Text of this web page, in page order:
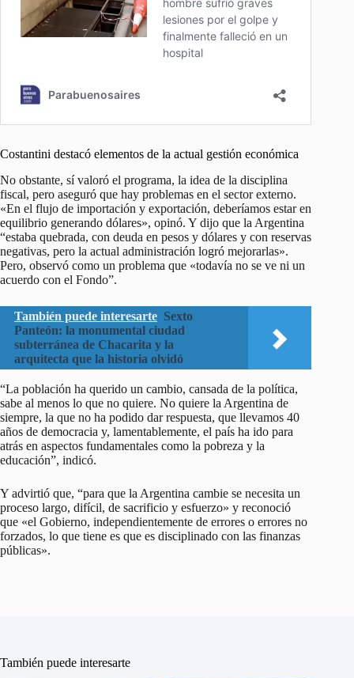
Costantini destacó elementos de la actual gestión económica
No obstante, sí valoró el programa, la idea de la disciplina
fiscal, pero aseguró que hay problemas en el sector externo.
«En el flujo de importación y exportación, deberíamos estar en
equilibrio generando dólares», opinó. Y dijo que la Argentina
“estaba quebrada, con deuda en pesos y dólares y con reservas
negativas, pero la actual administración logró mejorarlas».
Pero, observó como un problema que «todavía no se ve ni un
acuerdo con el Fondo”.
También puede interesarte Sexto
Panteón: la monumental ciudad
subterránea de Chacarita y la
arquitecta que la historia olvidó
“La población ha querido un cambio, cansada de la política,
sabe al menos lo que no quiere. No quiere la Argentina de
siempre, la que no ha podido dar respuesta, que llevamos 40
años de democracia y, lamentablemente, el país ha ido para
atrás en aspectos fundamentales como la pobreza y la
educación”, indicó.
Y advirtió que, “para que la Argentina cambie se necesita un
proceso largo, difícil, de sacrificio y esfuerzo» y reconoció
que «el Gobierno, independientemente de errores o errores no
forzados, lo que tiene es que es disciplinado con las finanzas
públicas».
También puede interesarte